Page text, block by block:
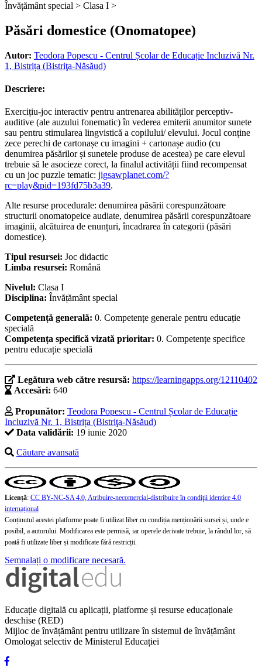
Învățământ special > Clasa I >
Păsări domestice (Onomatopee)
Autor: Teodora Popescu - Centrul Școlar de Educație Incluzivă Nr.
1, Bistrița (Bistriţa-Năsăud)
Descriere:
Exercițiu-joc interactiv pentru antrenarea abilităților perceptiv-
auditive (ale auzului fonematic) în vederea emiterii anumitor sunete
sau pentru stimularea lingvistică a copilului/ elevului. Jocul conține
zece perechi de cartonașe cu imagini + cartonașe audio (cu
denumirea păsărilor și sunetele produse de acestea) pe care elevul
trebuie să le asocieze corect, la finalul activității fiind recompensat
cu un joc puzzle tematic: jigsawplanet.com/?
rc=play&pid=193fd75b3a39.
Alte resurse procedurale: denumirea păsării corespunzătoare
structurii onomatopeice audiate, denumirea păsării corespunzătoare
imaginii, alcătuirea de enunțuri, încadrarea în categorii (păsări
domestice).
Tipul resursei: Joc didactic
Limba resursei: Română
Nivelul: Clasa I
Disciplina: Învățământ special
Competență generală: 0. Competențe generale pentru educație
specială
Competența specifică vizată prioritar: 0. Competențe specifice
pentru educație specială
Legătura web către resursă: https://learningapps.org/12110402
Accesări: 640
Propunător: Teodora Popescu - Centrul Școlar de Educație
Incluzivă Nr. 1, Bistrița (Bistriţa-Năsăud)
Data validării: 19 iunie 2020
Căutare avansată
Licență: CC BY-NC-SA 4.0, Atribuire-necomercial-distribuire în condiţii identice 4.0
internațional
Conținutul acestei platforme poate fi utilizat liber cu condiția menționării sursei și, unde e
posibil, a autorului. Modificarea este permisă, iar operele derivate trebuie, la rândul lor, să
poată fi utilizate liber și modificate fără restricții.
Semnalați o modificare necesară.
Educație digitală cu aplicații, platforme și resurse educaționale
deschise (RED)
Mijloc de învățământ pentru utilizare în sistemul de învățământ
Omologat selectiv de Ministerul Educației